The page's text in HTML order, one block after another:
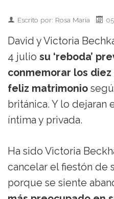
Escrito por: Rosa María
David y Victoria
4 julio su ‘reboda’
conmemorar los
feliz matrimonio
británica. Y lo dejaran
íntima y privada.
Ha sido Victoria
cancelar el fiestón de
porque se siente